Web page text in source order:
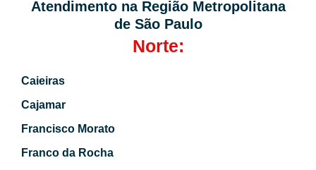
Atendimento na Região Metropolitana
de São Paulo
Norte:
Caieiras
Cajamar
Francisco Morato
Franco da Rocha